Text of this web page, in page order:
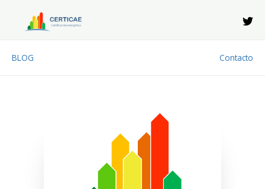
contenido
BLOG Contacto